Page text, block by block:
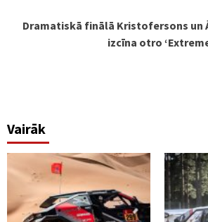
Dramatiskā finālā Kristofersons un
izcīna otro
Vairāk